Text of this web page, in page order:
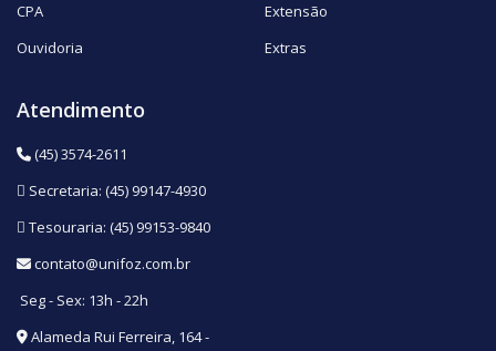
CPA
Ouvidoria
Extensão
Extras
Atendimento
(45) 3574-2611
Secretaria: (45) 99147-4930
Tesouraria: (45) 99153-9840
contato@unifoz.com.br
Seg - Sex: 13h - 22h
Alameda Rui Ferreira, 164 -